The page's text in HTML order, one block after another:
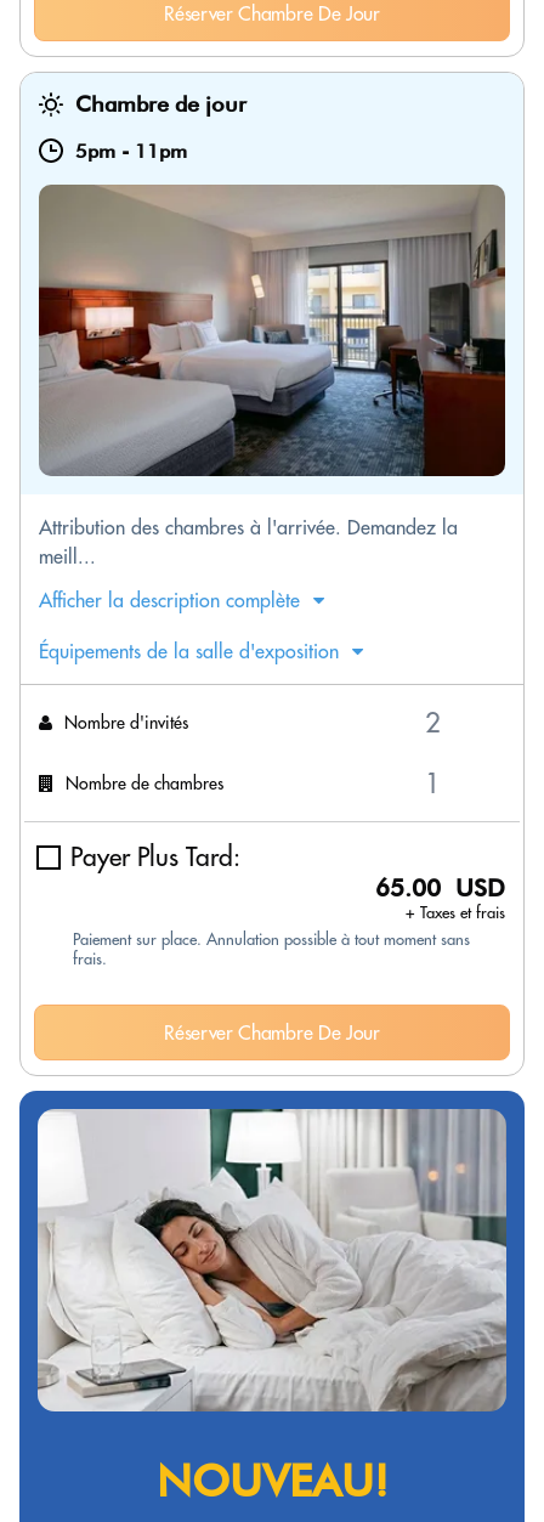
Réserver Chambre De Jour
Chambre de jour
5pm - 11pm
Attribution des chambres à l'arrivée. Demandez la
meill...
Afficher la description complète
Équipements de la salle d'exposition
Nombre d'invités
Nombre de chambres
Payer Plus Tard:
65.00 USD
+ Taxes et frais
Paiement sur place. Annulation possible à tout moment sans
frais.
Réserver Chambre De Jour
NOUVEAU!